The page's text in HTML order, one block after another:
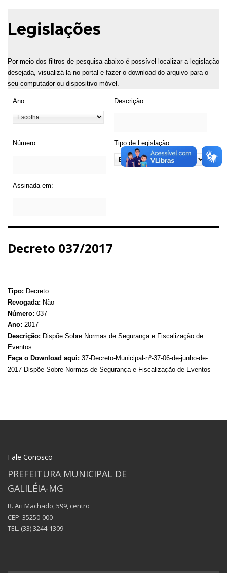
Legislações
Por meio dos filtros de pesquisa abaixo é possível localizar a legislação
desejada, visualizá-la no portal e fazer o download do arquivo para o
seu computador ou dispositivo móvel.
Ano Descrição
Número Tipo de Legislação
Assinada em:
Decreto 037/2017
Tipo: Decreto
Revogada: Não
Número: 037
Ano: 2017
Descrição: Dispõe Sobre Normas de Segurança e Fiscalização de
Eventos
Faça o Download aqui: 37-Decreto-Municipal-nº-37-06-de-junho-de-
2017-Dispõe-Sobre-Normas-de-Segurança-e-Fiscalização-de-Eventos
Fale Conosco
PREFEITURA MUNICIPAL DE
GALILÉIA-MG
R. Ari Machado, 599, centro
CEP: 35250-000
TEL. (33) 3244-1309